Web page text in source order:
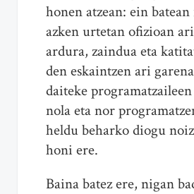
honen atzean: ein
azken urtetan ofizioan
ardura, zaindua eta
den eskaintzen ari
daiteke
nola eta nor
heldu beharko diogu
honi ere.
Baina batez ere, nigan